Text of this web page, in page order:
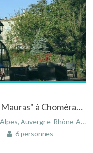
Chambres d'hôtes "Château de Mauras" à Chomérac en Ardèche en Rhône-Alpes
Rhône-Alpes, France
6 personnes